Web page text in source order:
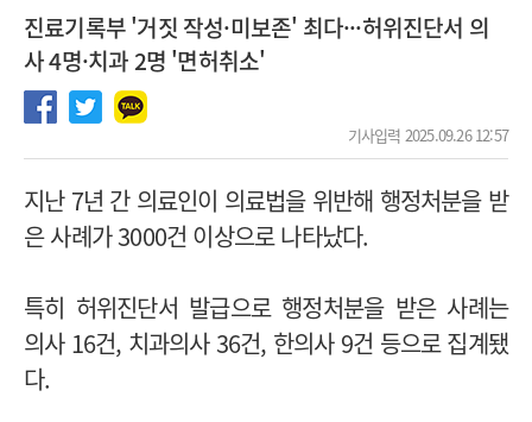
진료기록부 '거짓 작성·미보존' 최다···허위진단서 의
사 4명·치과 2명 '면허취소'
기사입력 2025.09.26 12:57
지난 7년 간 의료인이 의료법을 위반해 행정처분을 받
은 사례가 3000건 이상으로 나타났다.
특히 허위진단서 발급으로 행정처분을 받은 사례는
의사 16건, 치과의사 36건, 한의사 9건 등으로 집계됐
다.